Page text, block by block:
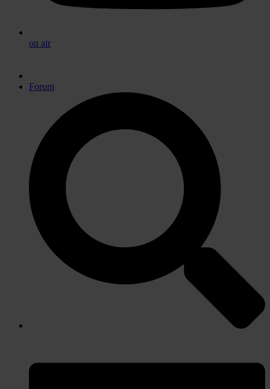
on air
Forum